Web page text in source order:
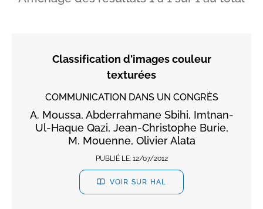
Classification d'images couleur
texturées
COMMUNICATION DANS UN CONGRÈS
A. Moussa, Abderrahmane Sbihi, Imtnan-
Ul-Haque Qazi, Jean-Christophe Burie,
M. Mouenne, Olivier Alata
PUBLIÉ LE: 12/07/2012
VOIR SUR HAL